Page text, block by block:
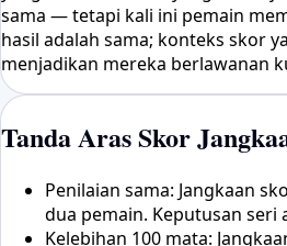
sama — tetapi kali ini pemain
hasil adalah sama; konteks skor
menjadikan mereka berlawanan
Tanda Aras Skor
Penilaian sama: Jangkaan
dua pemain. Keputusan seri
Kelebihan 100 mata: